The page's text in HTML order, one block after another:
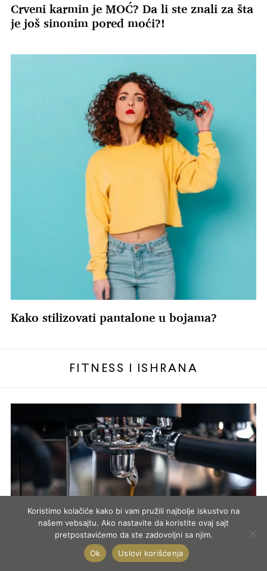
Crveni karmin je MOĆ? Da li ste znali za šta
je još sinonim pored moći?!
Kako stilizovati pantalone u bojama?
FITNESS I ISHRANA
Koristimo kolačiće kako bi vam pružili najbolje iskustvo na
našem vebsajtu. Ako nastavite da koristite ovaj sajt
pretpostavićemo da ste zadovoljni sa njim.
Ok
Uslovi korišćenja